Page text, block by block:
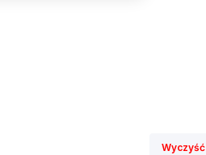
Wyczyść